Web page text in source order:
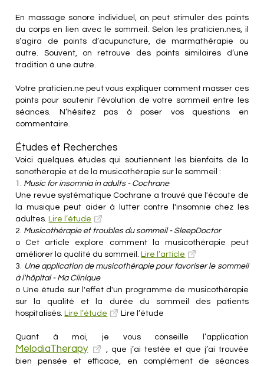
En massage sonore individuel, on peut stimuler des points
du corps en lien avec le sommeil. Selon les praticien.nes, il
s’agira de points d’acupuncture, de marmathérapie ou
autre. Souvent, on retrouve des points similaires d’une
tradition à une autre.
Votre praticien.ne peut vous expliquer comment masser ces
points pour soutenir l’évolution de votre sommeil entre les
séances. N’hésitez pas à poser vos questions en
commentaire.
Études et Recherches
Voici quelques études qui soutiennent les bienfaits de la
sonothérapie et de la musicothérapie sur le sommeil :
1. Music for insomnia in adults - Cochrane
Une revue systématique Cochrane a trouvé que l'écoute de
la musique peut aider à lutter contre l'insomnie chez les
adultes.Lire l’étude
2. Musicothérapie et troubles du sommeil - SleepDoctor
o Cet article explore comment la musicothérapie peut
améliorer la qualité du sommeil.Lire l’article
3. Une application de musicothérapie pour favoriser le sommeil
à l'hôpital - Ma Clinique
o Une étude sur l'effet d'un programme de musicothérapie
sur la qualité et la durée du sommeil des patients
hospitalisés.Lire l’étude Lire l’étude
Quant à moi, je vous conseille l’application
MelodiaTherapy
, que j’ai testée et que j’ai trouvée
bien pensée et efficace, en complément de séances